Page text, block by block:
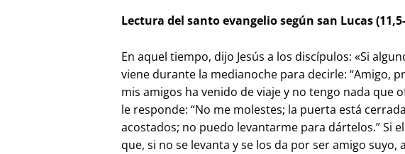
Lectura del santo evangelio según san Lucas
En aquel tiempo, dijo Jesús a los discípulos: «Si
viene durante la medianoche para decirle: “Amigo,
mis amigos ha venido de viaje y no tengo nada que
le responde: “No me molestes; la puerta está
acostados; no puedo levantarme para dártelos.” Si
que, si no se levanta y se los da por ser amigo